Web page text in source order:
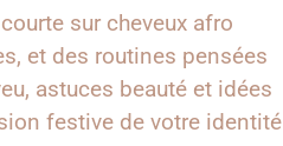
sur cheveux afro
et des routines pensées
astuces beauté et idées
festive de votre identité